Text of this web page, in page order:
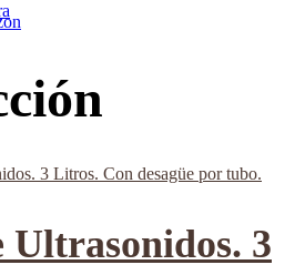
Ultrasonidos. 3